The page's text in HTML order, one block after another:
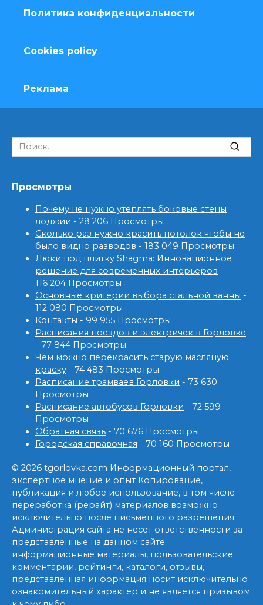
Политика конфиденциальности
Cookies policy
Реклама
Search
for:
Просмотры
Почему не нужно утеплять боковые стены
лоджии - 28 206 Просмотры
Сколько раз нужно красить потолок чтобы не
было видно разводов - 183 049 Просмотры
Люки под плитку Shagma: Инновационное
решение для современных интерьеров -
116 204 Просмотры
Основные критерии выбора стальной ванны -
112 080 Просмотры
Контакты - 99 955 Просмотры
Расписания поездов и электричек в Горловке
- 77 844 Просмотры
Чем можно перекрасить старую масляную
краску - 74 483 Просмотры
Расписание трамваев Горловки - 73 630
Просмотры
Расписание автобусов Горловки - 72 599
Просмотры
Обратная связь - 70 676 Просмотры
Городская справочная - 70 160 Просмотры
© 2026 tgorlovka.com Информационный портал,
экспертное мнение и опыт Копирование,
публикация и любое использование, в том числе
переработка (рерайт) материалов возможно
исключительно после письменного разрешения.
Администрация сайта не несет ответственности за
представленные на данном сайте:
информационные материалы, пользовательские
комментарии, рейтинги, каталоги, отзывы,
представленная информация носит исключительно
ознакомительный характер и не является призывом